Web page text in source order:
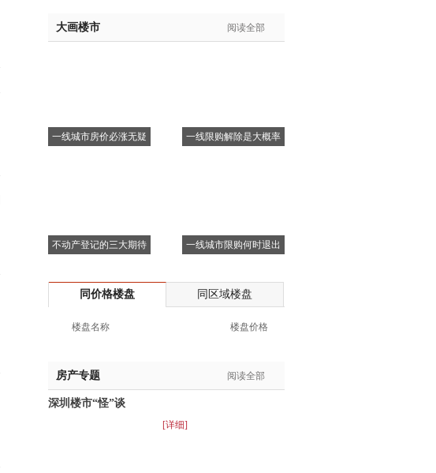
大画楼市 阅读全部
一线城市房价必涨无疑 一线限购解除是大概率
不动产登记的三大期待 一线城市限购何时退出
同价格楼盘 同区域楼盘
楼盘名称 楼盘价格
房产专题 阅读全部
深圳楼市“怪”谈
[详细]